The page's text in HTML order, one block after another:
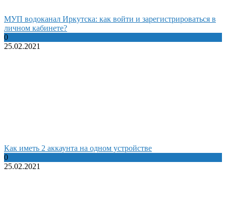
МУП водоканал Иркутска: как войти и зарегистрироваться в
личном кабинете?
0
25.02.2021
Как иметь 2 аккаунта на одном устройстве
0
25.02.2021